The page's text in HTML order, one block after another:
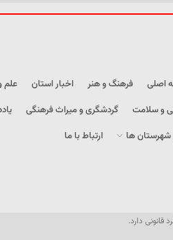
اصلی فرهنگ و هنر اخبار استان علم
و سلامت
گردشگری و میراث فرهنگی
شهرستان ها
ارتباط با ما
قانونی دارد.